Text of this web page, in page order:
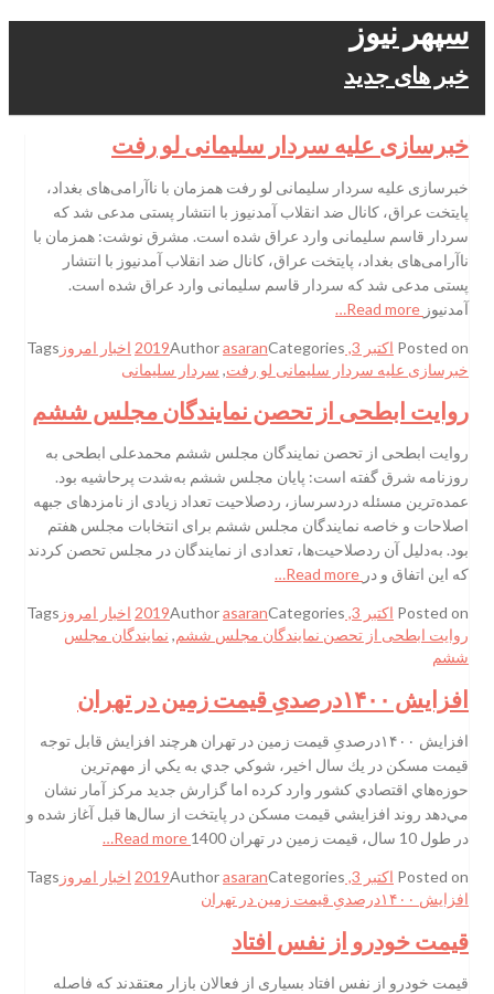
سپهر نیوز
خبر های جدید
خبرسازی علیه سردار سلیمانی لو رفت
خبرسازی علیه سردار سلیمانی لو رفت همزمان با ناآرامی‌های بغداد،
پایتخت عراق، کانال ضد انقلاب آمدنیوز با انتشار پستی مدعی شد که
سردار قاسم سلیمانی وارد عراق شده است. مشرق نوشت: همزمان با
ناآرامی‌های بغداد، پایتخت عراق، کانال ضد انقلاب آمدنیوز با انتشار
پستی مدعی شد که سردار قاسم سلیمانی وارد عراق شده است.
آمدنیوز
Posted on اکتبر 3, 2019 AuthorasaranCategories اخبار امروز Tags
خبرسازی علیه سردار سلیمانی لو رفت, سردار سلیمانی
روایت ابطحی از تحصن نمایندگان مجلس ششم
روایت ابطحی از تحصن نمایندگان مجلس ششم محمدعلی ابطحی به
روزنامه شرق گفته است: پایان مجلس ششم به‌شدت پرحاشیه بود.
عمده‌ترین مسئله‌ دردسرساز، ردصلاحیت تعداد زیادی از نامزدهای جبهه
اصلاحات و خاصه نمایندگان مجلس ششم برای انتخابات مجلس هفتم
بود. به‌دلیل آن ردصلاحیت‌ها، تعدادی از نمایندگان در مجلس تحصن کردند
که این اتفاق و در
Posted on اکتبر 3, 2019 AuthorasaranCategories اخبار امروز Tags
روایت ابطحی از تحصن نمایندگان مجلس ششم, نمایندگان مجلس
ششم
افزایش ۱۴۰۰درصدیِ قیمت زمین در تهران
افزایش ۱۴۰۰درصدیِ قیمت زمین در تهران هرچند افزايش قابل توجه
قيمت مسكن در يك سال اخير، شوكي جدي به يكي از مهم‌ترين
حوزه‌هاي اقتصادي كشور وارد كرده اما گزارش جديد مركز آمار نشان
مي‌دهد روند افزايشي قيمت مسكن در پايتخت از سال‌ها قبل آغاز شده و
در طول 10 سال، قيمت زمين در تهران 1400
Posted on اکتبر 3, 2019 AuthorasaranCategories اخبار امروز Tags
افزایش ۱۴۰۰درصدیِ قیمت زمین در تهران
قیمت خودرو از نفس افتاد
قیمت خودرو از نفس افتاد بسیاری از فعالان بازار معتقدند که فاصله